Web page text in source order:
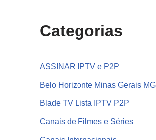
Categorias
ASSINAR IPTV e P2P
Belo Horizonte Minas Gerais MG
Blade TV Lista IPTV P2P
Canais de Filmes e Séries